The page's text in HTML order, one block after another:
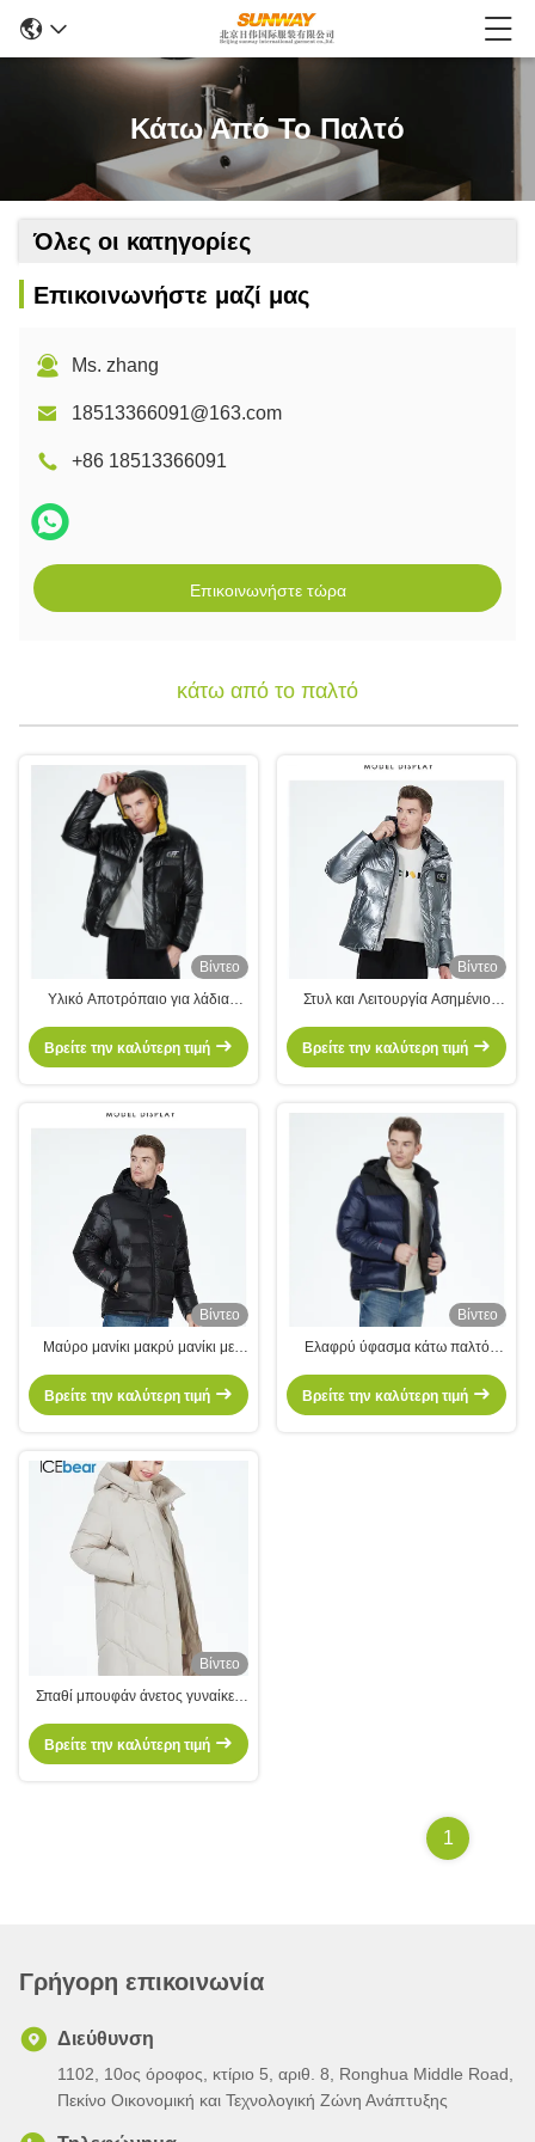
Κάτω Από Το Παλτό
Όλες οι κατηγορίες
Επικοινωνήστε μαζί μας
Ms. zhang
18513366091@163.com
+86 18513366091
Επικοινωνήστε τώρα
κάτω από το παλτό
Βίντεο
Υλικό Αποτρόπαιο για λάδια
Αδιάβροχο σακάκι Μέγεθος 46-54
Βρείτε την καλύτερη τιμή
Βίντεο
Στυλ και Λειτουργία Ασημένιο
Χειμερινή χρήση
Βρείτε την καλύτερη τιμή
Βίντεο
Μαύρο μανίκι μακρύ μανίκι με
άνδρες
Βρείτε την καλύτερη τιμή
Βίντεο
Ελαφρύ ύφασμα κάτω παλτό
ελαφρύ υδραυλικό ύφασμα
σύντομο ανδρικό παλτό
Βρείτε την καλύτερη τιμή
Βίντεο
Σπαθί μπουφάν άνετος γυναίκες
καθημερινή χρήση
Βρείτε την καλύτερη τιμή
1
Γρήγορη επικοινωνία
Διεύθυνση
1102, 10ος όροφος, κτίριο 5, αριθ. 8, Ronghua Middle Road,
Πεκίνο Οικονομική και Τεχνολογική Ζώνη Ανάπτυξης